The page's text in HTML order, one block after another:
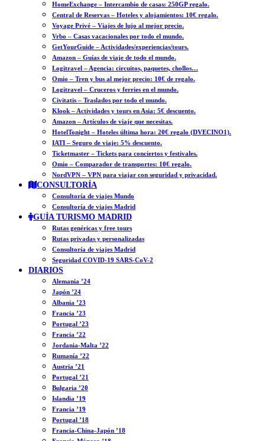
HomeExchange – Intercambio de casas: 250GP regalo.
Central de Reservas – Hoteles y alojamientos: 10€ regalo.
Voyage Privé – Viajes de lujo al mejor precio.
Vrbo – Casas vacacionales por todo el mundo.
GetYourGuide – Actividades/experiencias/tours.
Amazon – Guías de viaje de todo el mundo.
Logitravel – Agencia: circuitos, paquetes, chollos…
Omio – Tren y bus al mejor precio: 10€ de regalo.
Logitravel – Cruceros y ferries en el mundo.
Civitatis – Traslados por todo el mundo.
Klook – Actividades y tours en Asia: 5€ descuento.
Amazon – Artículos de viaje que necesitas.
HotelTonight – Hoteles última hora: 20€ regalo (DVECINO1).
IATI – Seguro de viaje: 5% descuento.
Ticketmaster – Tickets para conciertos y festivales.
Omio – Comparador de transportes: 10€ regalo.
NordVPN – VPN para viajar con seguridad y privacidad.
CONSULTORÍA
Consultoría de viajes Mundo
Consultoría de viajes Madrid
GUÍA TURISMO MADRID
Rutas genéricas y free tours
Rutas privadas y personalizadas
Consultoría de viajes Madrid
Seguridad COVID-19 SARS-CoV-2
DIARIOS
Alemania ’24
Japón ’24
Albania ’23
Francia ’23
Portugal ’23
Francia ’22
Jordania-Malta ’22
Rumanía ’22
Austria ’21
Portugal ’21
Bulgaria ’20
Islandia ’19
Francia ’19
Portugal ’18
Francia-China-Japón ’18